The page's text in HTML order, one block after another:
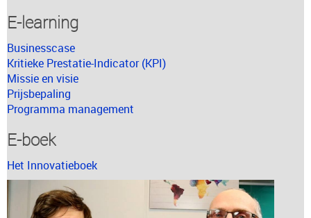
E-learning
Businesscase
Kritieke Prestatie-Indicator (KPI)
Missie en visie
Prijsbepaling
Programma management
E-boek
Het Innovatieboek